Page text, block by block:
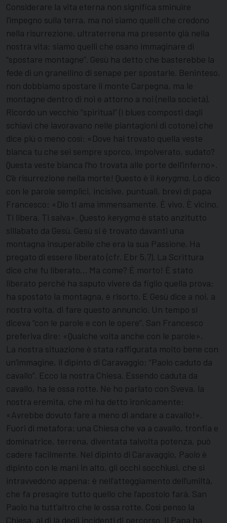
Considerare la vita eterna non significa sminuire
l’impegno sulla terra, ma noi siamo quelli che credono
nella risurrezione, ultraterrena ma presente già nella
nostra vita; siamo quelli che osano immaginare di
“spostare montagne”. Gesù ha detto che basterebbe la
fede di un granellino di senape per spostarle. Beninteso,
non dobbiamo spostare il monte Carpegna, ma le
montagne dentro di noi e attorno a noi (nella società).
Ricordo un vecchio “spiritual” (i blues composti dagli
schiavi che lavoravano nelle piantagioni di cotone) che
dice più o meno così: «Dove hai trovato quella veste
bianca tu che sei sempre sporco, impolverato, sudato?
Questa veste bianca l’ho trovata alle porte dell’inferno».
C’è risurrezione nella morte! Questo è il kerygma . Lo dico
con le parole semplici, incisive, puntuali, brevi di papa
Francesco: «Dio ti ama immensamente. È vivo. È vicino.
Ti libera. Ti salva». Questo kerygma è stato anzitutto
sillabato da Gesù. Gesù si è trovato davanti una
montagna insuperabile che era la sua Passione. Ha
pregato di essere liberato (cfr. Ebr 5,7). La Scrittura
dice che fu liberato… Ma come? È morto! È stato
liberato perché ha saputo vivere da figlio quella prova:
ha spostato la montagna, è risorto. E Gesù dice a noi, a
nostra volta, di fare questo annuncio. Un tempo si
diceva “con le parole e con le opere”. San Francesco
preferiva dire: «Qualche volta anche con le parole».
La nostra situazione è stata raffigurata molto bene con
un’immagine, il dipinto di Caravaggio: “Paolo caduto da
cavallo”. Ecco la nostra Chiesa. Essendo caduta da
cavallo, ha le ossa rotte. Ne ho parlato con Sveva, la
nostra eremita, che mi ha detto ironicamente:
«Avrebbe dovuto fare a meno di andare a cavallo!».
Fuori di metafora: una Chiesa che va a cavallo, tronfia e
dominatrice, terrena, diventata talvolta potenza, può
cadere facilmente. Nel dipinto di Caravaggio, Paolo è
dipinto con le mani in alto, gli occhi socchiusi, che si
intravvedono appena: è nell’atteggiamento dell’umiltà,
che fa presagire tutto quello che l’apostolo farà. San
Paolo ha tutt’altro che le ossa rotte. Così penso la
Chiesa, al di là degli incidenti di percorso. Il Papa ha